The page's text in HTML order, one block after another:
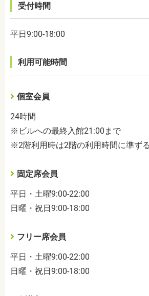
受付時間
平日9:00-18:00
利用可能時間
個室会員
24時間
※ビルへの最終入館21:00まで
※2階利用時は2階の利用時間に準ずる
固定席会員
平日・土曜9:00-22:00
日曜・祝日9:00-18:00
フリー席会員
平日・土曜9:00-22:00
日曜・祝日9:00-18:00